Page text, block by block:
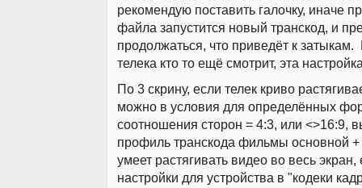
рекомендую поставить галочку, иначе
файла запустится новый транскод, и
продолжаться, что приведёт к затыкам.
телека кто то ещё смотрит, эта
По 3 скрину, если телек криво
можно в условия для определённых
соотношения сторон = 4:3, или <>16:9,
профиль транскода фильмы основной
умеет растягивать видео во весь
настройки для устройства в "кодеки